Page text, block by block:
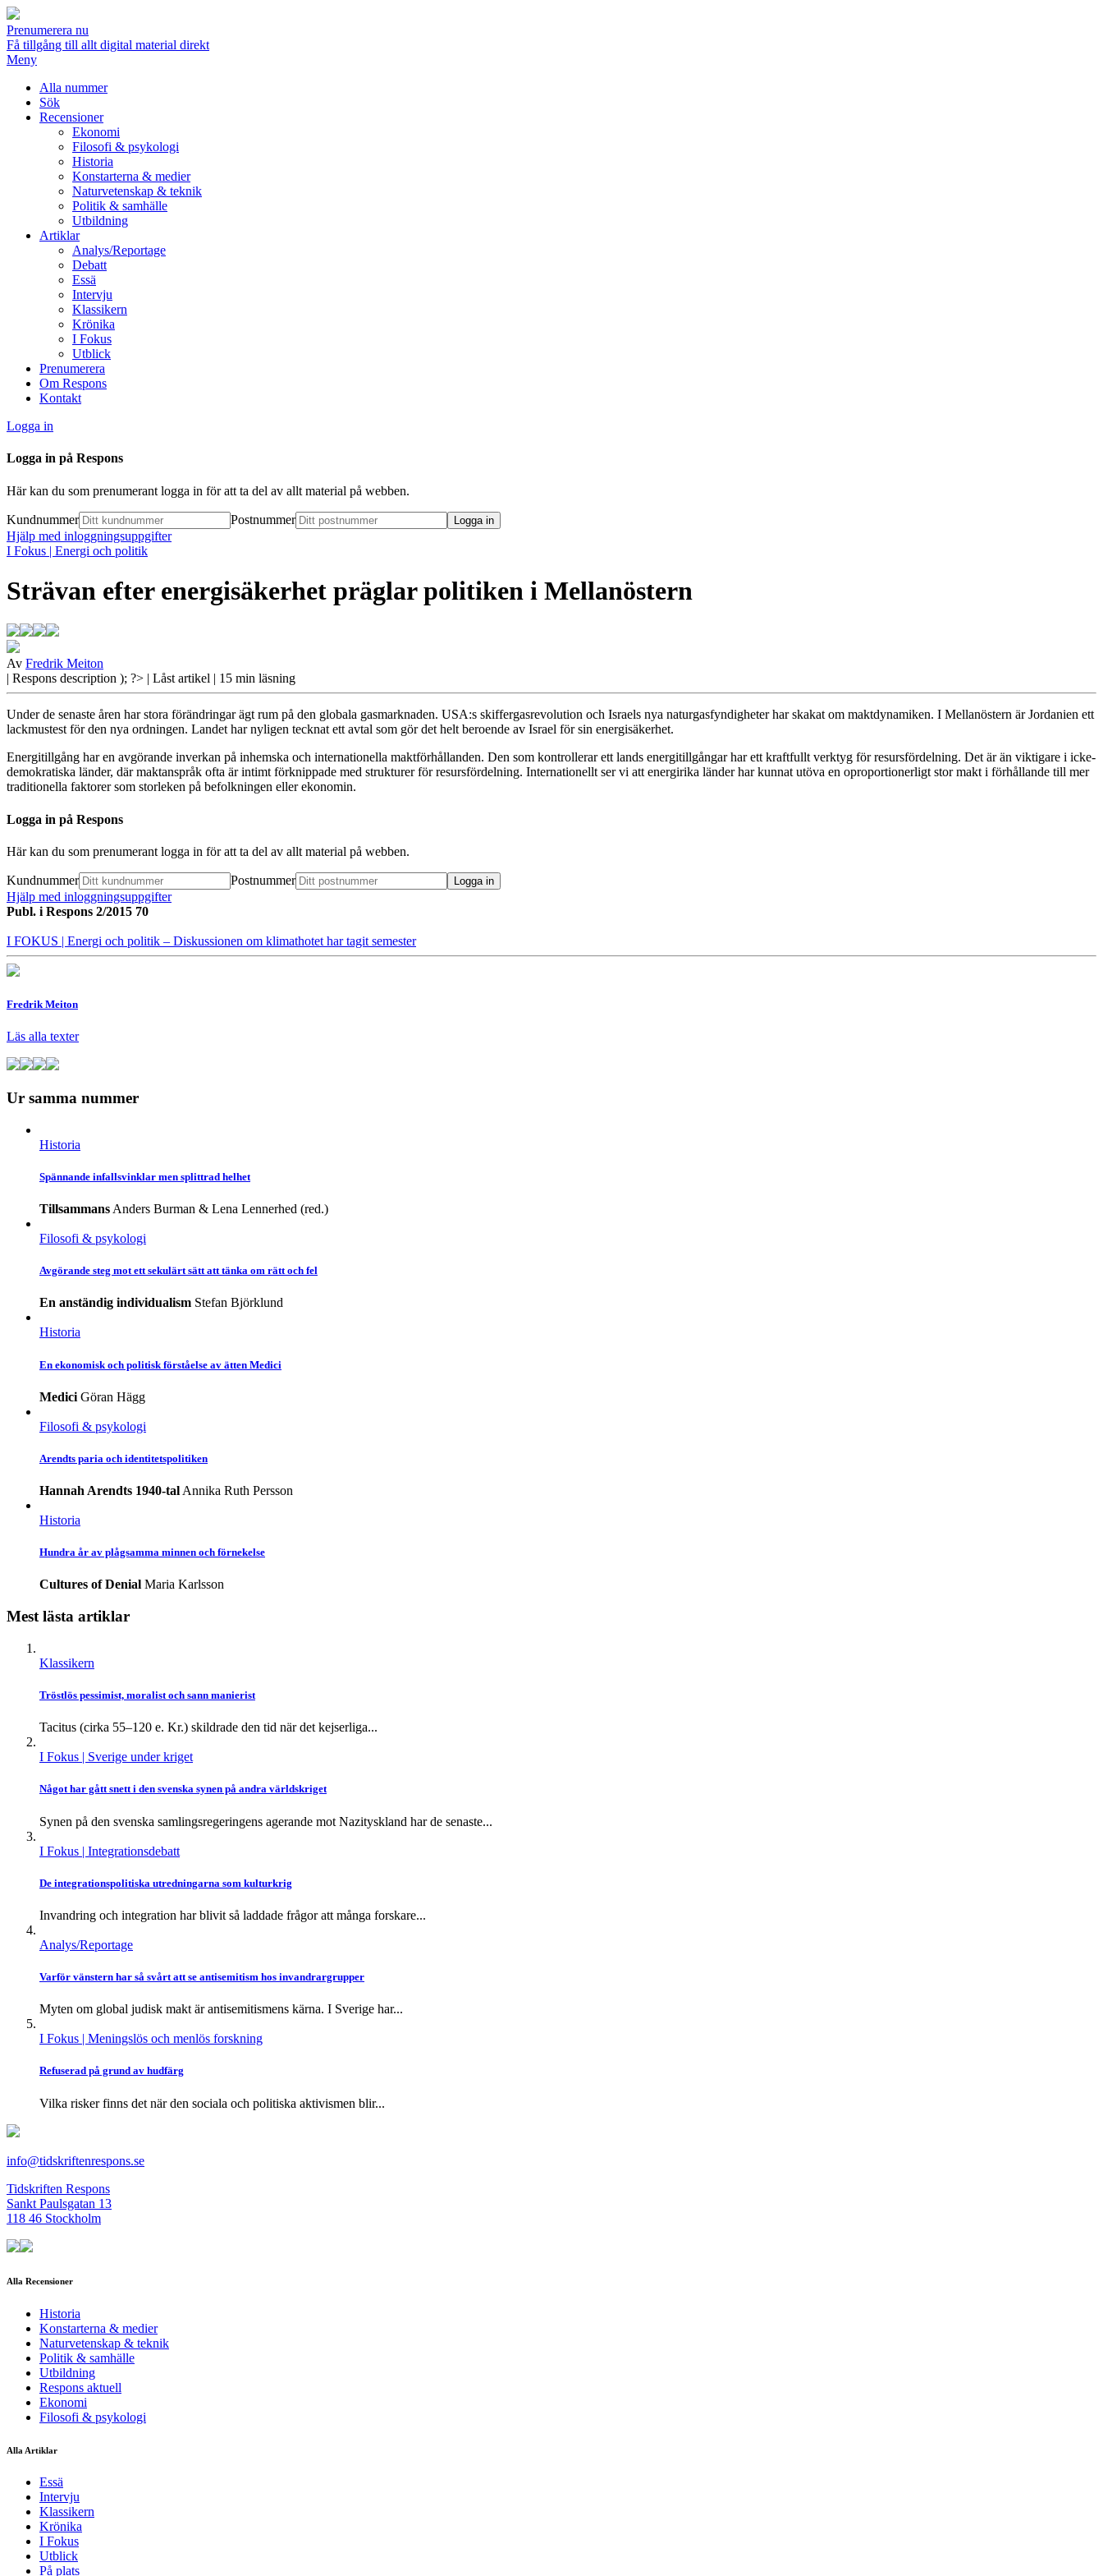
Prenumerera nu
Få tillgång till allt digital material direkt
Meny
Alla nummer
Sök
Recensioner
Ekonomi
Filosofi & psykologi
Historia
Konstarterna & medier
Naturvetenskap & teknik
Politik & samhälle
Utbildning
Artiklar
Analys/Reportage
Debatt
Essä
Intervju
Klassikern
Krönika
I Fokus
Utblick
Prenumerera
Om Respons
Kontakt
Logga in
Logga in på Respons
Här kan du som prenumerant logga in för att ta del av allt material på webben.
Kundnummer
Postnummer
Hjälp med inloggningsuppgifter
I Fokus | Energi och politik
Strävan efter energisäkerhet präglar politiken i Mellanöstern
Av Fredrik Meiton
| Respons description ); ?> | Låst artikel | 15 min läsning
Under de senaste åren har stora förändringar ägt rum på den globala gasmarknaden. USA:s skiffergasrevolution och Israels nya naturgasfyndigheter har skakat om maktdynamiken. I Mellanöstern är Jordanien ett
lackmustest för den nya ordningen. Landet har nyligen tecknat ett avtal som gör det helt beroende av Israel för sin energisäkerhet.
Energitillgång har en avgörande inverkan på inhemska och internationella maktförhållanden. Den som kontrollerar ett lands energitillgångar har ett kraftfullt verktyg för resursfördelning. Det är än viktigare i icke-
demokratiska länder, där maktanspråk ofta är intimt förknippade med strukturer för resursfördelning. Internationellt ser vi att energirika länder har kunnat utöva en oproportionerligt stor makt i förhållande till mer
traditionella faktorer som storleken på befolkningen eller ekonomin.
Logga in på Respons
Här kan du som prenumerant logga in för att ta del av allt material på webben.
Kundnummer
Postnummer
Hjälp med inloggningsuppgifter
Publ. i Respons 2/2015 70
I FOKUS | Energi och politik – Diskussionen om klimathotet har tagit semester
Fredrik Meiton
Läs alla texter
Ur samma nummer
Historia
Spännande infallsvinklar men splittrad helhet
Tillsammans Anders Burman & Lena Lennerhed (red.)
Filosofi & psykologi
Avgörande steg mot ett sekulärt sätt att tänka om rätt och fel
En anständig individualism Stefan Björklund
Historia
En ekonomisk och politisk förståelse av ätten Medici
Medici Göran Hägg
Filosofi & psykologi
Arendts paria och identitetspolitiken
Hannah Arendts 1940-tal Annika Ruth Persson
Historia
Hundra år av plågsamma minnen och förnekelse
Cultures of Denial Maria Karlsson
Mest lästa artiklar
Klassikern
Tröstlös pessimist, moralist och sann manierist
Tacitus (cirka 55–120 e. Kr.) skildrade den tid när det kejserliga...
I Fokus | Sverige under kriget
Något har gått snett i den svenska synen på andra världskriget
Synen på den svenska samlingsregeringens agerande mot Nazityskland har de senaste...
I Fokus | Integrationsdebatt
De integrationspolitiska utredningarna som kulturkrig
Invandring och integration har blivit så laddade frågor att många forskare...
Analys/Reportage
Varför vänstern har så svårt att se antisemitism hos invandrargrupper
Myten om global judisk makt är antisemitismens kärna. I Sverige har...
I Fokus | Meningslös och menlös forskning
Refuserad på grund av hudfärg
Vilka risker finns det när den sociala och politiska aktivismen blir...
info@tidskriftenrespons.se
Tidskriften Respons
Sankt Paulsgatan 13
118 46 Stockholm
Alla Recensioner
Historia
Konstarterna & medier
Naturvetenskap & teknik
Politik & samhälle
Utbildning
Respons aktuell
Ekonomi
Filosofi & psykologi
Alla Artiklar
Essä
Intervju
Klassikern
Krönika
I Fokus
Utblick
På plats